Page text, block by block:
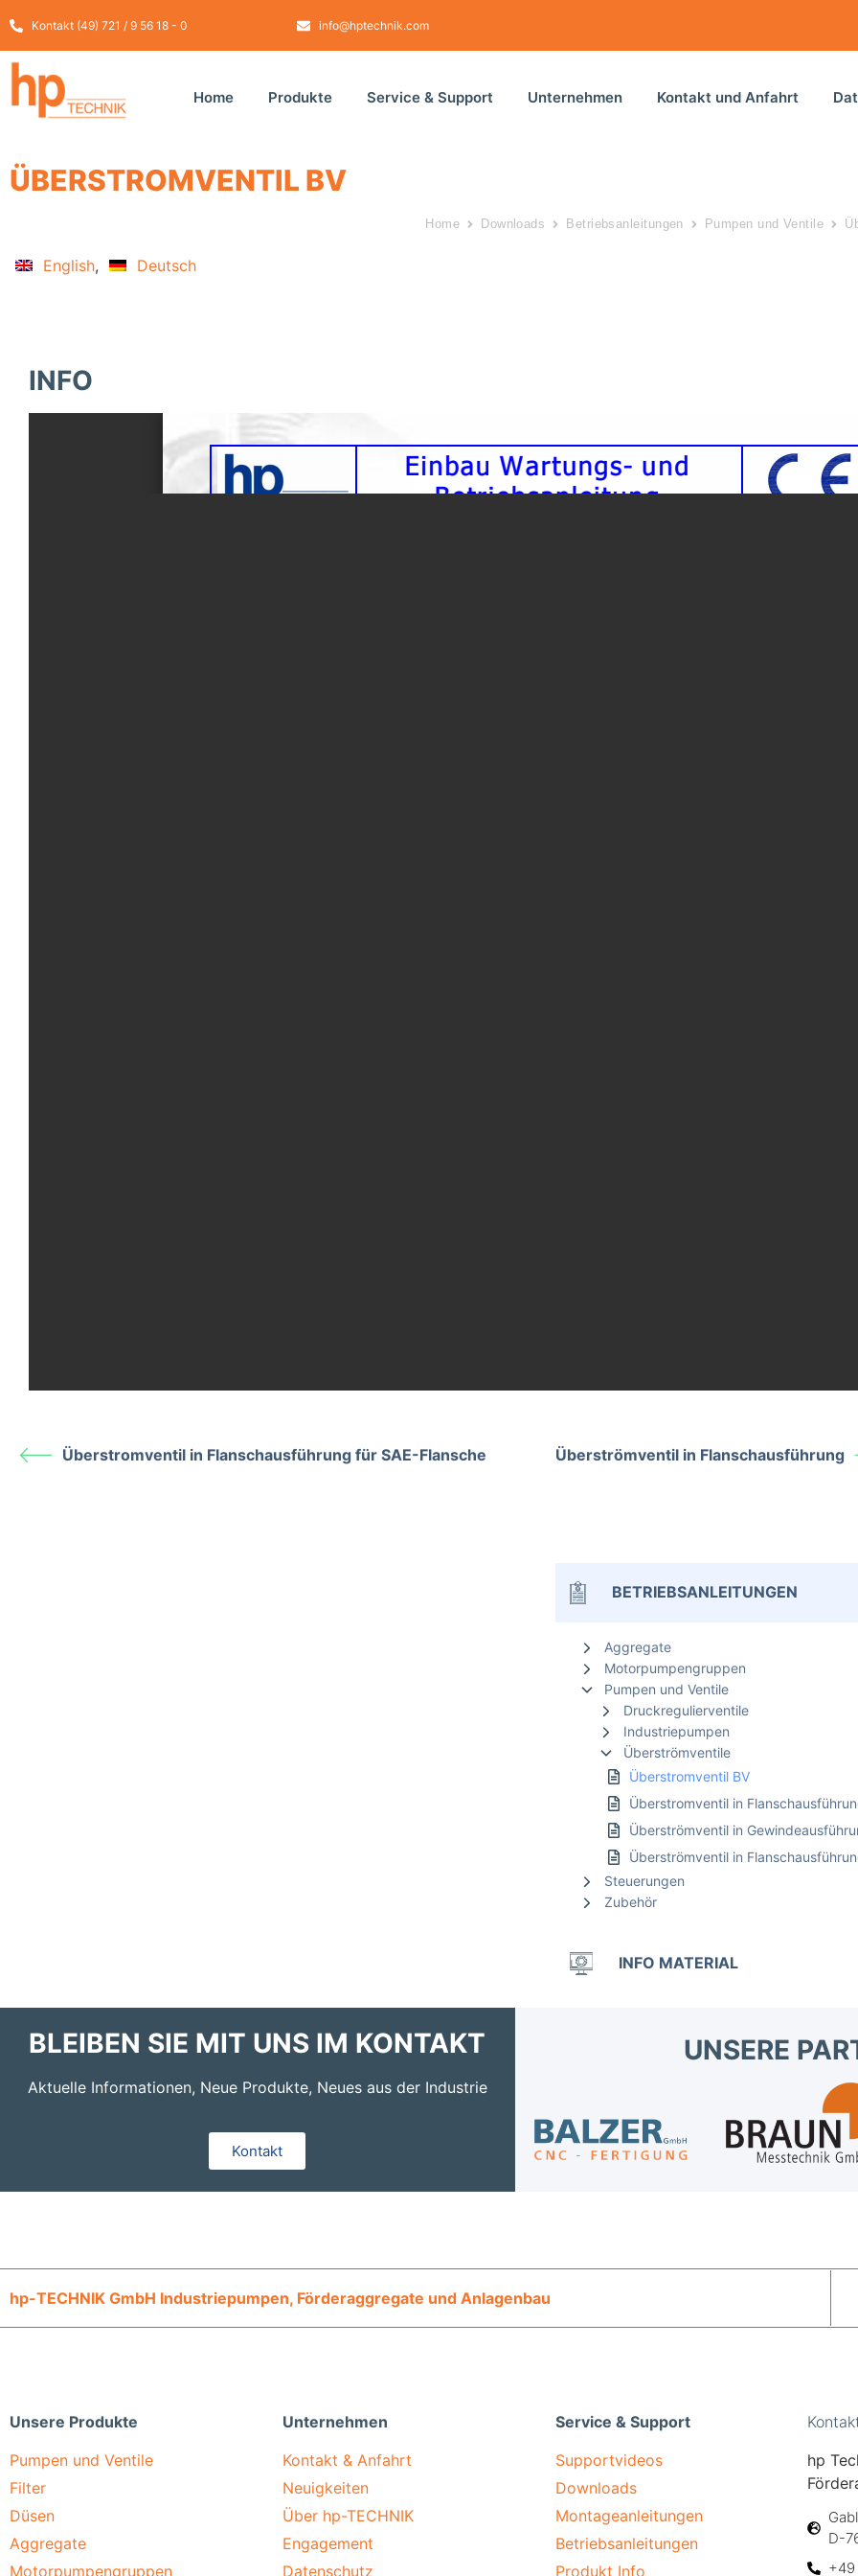
Kontakt (49) 721 / 9 56 18 - 0 info@hptechnik.com
Home Produkte Service & Support Unternehmen Kontakt und Anfahrt
ÜBERSTROMVENTIL BV
Home Downloads Betriebsanleitungen Pumpen und Ventile
English Deutsch
INFO
Überstromventil in Flanschausführung für SAE-Flansche Überströmventil in Flanschausführung
BETRIEBSANLEITUNGEN
Aggregate
Motorpumpengruppen
Pumpen und Ventile
Druckregulierventile
Industriepumpen
Überströmventile
Überstromventil BV
Überstromventil in
Überströmventil in
Überströmventil in
Steuerungen
Zubehör
INFO MATERIAL
BLEIBEN SIE MIT UNS IM KONTAKT
Aktuelle Informationen, Neue Produkte, Neues aus der Industrie
Kontakt
UNSERE
hp-TECHNIK GmbH Industriepumpen, Förderaggregate und Anlagenbau
Unsere Produkte
Pumpen und Ventile
Filter
Düsen
Aggregate
Motorpumpengruppen
Unternehmen
Kontakt & Anfahrt
Neuigkeiten
Über hp-TECHNIK
Engagement
Datenschutz
Service & Support
Supportvideos
Downloads
Montageanleitungen
Betriebsanleitungen
Produkt Info
hp
D-
+49